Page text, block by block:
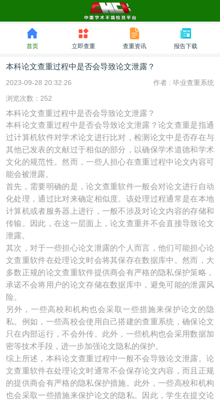
首页 立即查重 查重资讯 报告下载
本科论文查重过程中是否会导致论文泄露？
2023-09-28 20:32:26 作者 : 毕业查重系统
浏览次数：252
本科论文查重过程中是否会导致论文泄露？
本科论文查重过程中是否会导致论文泄露？论文查重是指通
过计算机软件对学术论文进行比对，检测论文中是否存在与
其他已发表的文献过于相似的部分，以确保学术道德和学术
文化的规范性。然而，一些人担心在查重过程中论文内容可
能会被泄露。
首先，需要明确的是，论文查重软件一般会对论文进行自动
化处理，通过比对来确定相似度。该处理过程通常是在本地
计算机或者服务器 上进行，一般不涉及对论文内容的存储和
传输。因此，在这一层面上，论文查重并不会直接导致论文
泄露。
其次，对于一些担心论文泄露的个人而言，他们可能担心论
文查重软件在处理论文时会将其保存在数据库中。然而，大
多数正规的论文查重软件提供商会有严格的隐私保护策略，
承诺不会将用户的论文存储在数据库中，避免可能的泄露风
险。
另外，一些高校和机构也会采取一些措施来保护论文的隐
私。例如，一些高校会使用自己搭建的查重系统，确保论文
只在内部运行，不会外传。此外，一些机构也会采用数据加
密等技术手段，进一步加强论文隐私的保护。
综上所述，本科论文查重过程中一般不会导致论文泄露。论
文查重软件在处理论文时通常不会保存论文内容，而且正规
的提供商会有严格的隐私保护措施。此外，一些高校和机构
也会采取一些措施来保护论文的隐私。因此，学生在提交论